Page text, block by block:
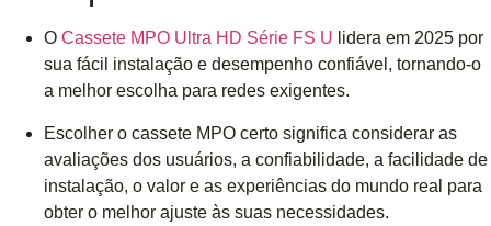
O Cassete MPO Ultra HD Série FS U lidera em 2025 por
sua fácil instalação e desempenho confiável, tornando-o
a melhor escolha para redes exigentes.
Escolher o cassete MPO certo significa considerar as
avaliações dos usuários, a confiabilidade, a facilidade de
instalação, o valor e as experiências do mundo real para
obter o melhor ajuste às suas necessidades.